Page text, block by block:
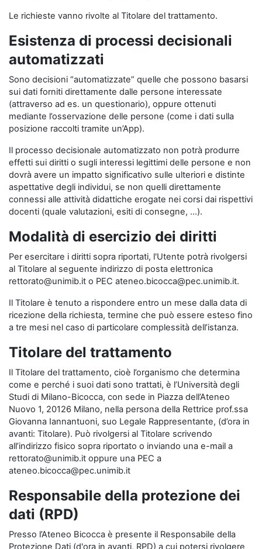
Le richieste vanno rivolte al Titolare del trattamento.
Esistenza di processi decisionali
automatizzati
Sono decisioni “automatizzate” quelle che possono basarsi
sui dati forniti direttamente dalle persone interessate
(attraverso ad es. un questionario), oppure ottenuti
mediante l’osservazione delle persone (come i dati sulla
posizione raccolti tramite un’App).
Il processo decisionale automatizzato non potrà produrre
effetti sui diritti o sugli interessi legittimi delle persone e non
dovrà avere un impatto significativo sulle ulteriori e distinte
aspettative degli individui, se non quelli direttamente
connessi alle attività didattiche erogate nei corsi dai rispettivi
docenti (quale valutazioni, esiti di consegne, …).
Modalità di esercizio dei diritti
Per esercitare i diritti sopra riportati, l'Utente potrà rivolgersi
al Titolare al seguente indirizzo di posta elettronica
rettorato@unimib.it o PEC ateneo.bicocca@pec.unimib.it.
Il Titolare è tenuto a rispondere entro un mese dalla data di
ricezione della richiesta, termine che può essere esteso fino
a tre mesi nel caso di particolare complessità dell’istanza.
Titolare del trattamento
Il Titolare del trattamento, cioè l’organismo che determina
come e perché i suoi dati sono trattati, è l’Università degli
Studi di Milano-Bicocca, con sede in Piazza dell’Ateneo
Nuovo 1, 20126 Milano, nella persona della Rettrice prof.ssa
Giovanna Iannantuoni, suo Legale Rappresentante, (d’ora in
avanti: Titolare). Può rivolgersi al Titolare scrivendo
all’indirizzo fisico sopra riportato o inviando una e-mail a
rettorato@unimib.it oppure una PEC a
ateneo.bicocca@pec.unimib.it
Responsabile della protezione dei
dati (RPD)
Presso l’Ateneo Bicocca è presente il Responsabile della
Protezione Dati (d'ora in avanti, RPD) a cui potersi rivolgere